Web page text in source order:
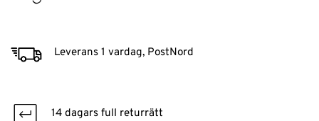
Leverans 1 vardag, PostNord
14 dagars full returrätt